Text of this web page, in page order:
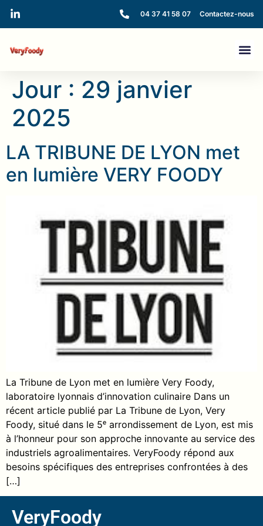
04 37 41 58 07 Contactez-nous
Jour : 29 janvier
2025
LA TRIBUNE DE LYON met
en lumière VERY FOODY
La Tribune de Lyon met en lumière Very Foody,
laboratoire lyonnais d’innovation culinaire Dans un
récent article publié par La Tribune de Lyon, Very
Foody, situé dans le 5ᵉ arrondissement de Lyon, est mis
à l’honneur pour son approche innovante au service des
industriels agroalimentaires. VeryFoody répond aux
besoins spécifiques des entreprises confrontées à des
[…]
VeryFoody